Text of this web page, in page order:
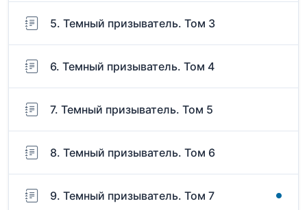
5. Темный призыватель. Том 3
6. Темный призыватель. Том 4
7. Темный призыватель. Том 5
8. Темный призыватель. Том 6
9. Темный призыватель. Том 7